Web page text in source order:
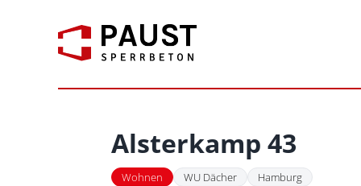
Alsterkamp 43
Wohnen WU Dächer Hamburg